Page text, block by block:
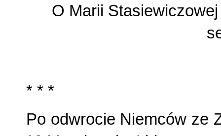
O Marii
* * *
Po odwrocie Niemców ze